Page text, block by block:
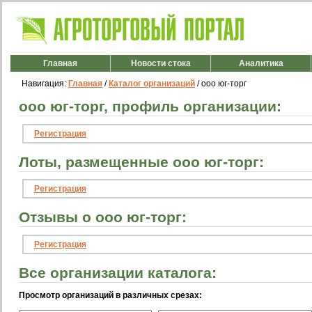
Главная Новости стока Аналитика
Навигация: Главная / Каталог организаций / ооо юг-торг
ооо юг-торг, профиль организации:
Регистрация
Лоты, размещенные ооо юг-торг:
Регистрация
Отзывы о ооо юг-торг:
Регистрация
Все организации каталога:
Просмотр организаций в различных срезах: